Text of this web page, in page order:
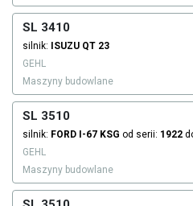
SL 3410
silnik: ISUZU QT 23
GEHL
Maszyny budowlane
SL 3510
silnik: FORD I-67 KSG od serii: 1922
GEHL
Maszyny budowlane